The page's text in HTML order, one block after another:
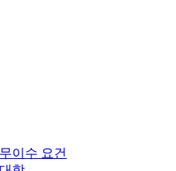
이수 요건